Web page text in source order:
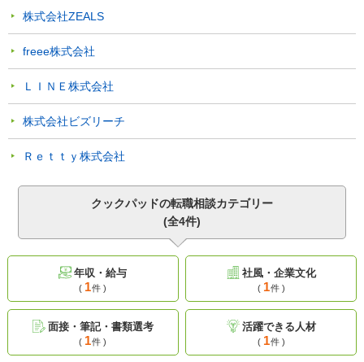
株式会社ZEALS
freee株式会社
ＬＩＮＥ株式会社
株式会社ビズリーチ
Ｒｅｔｔｙ株式会社
クックパッドの転職相談カテゴリー
(全4件)
年収・給与
( 1件 )
社風・企業文化
( 1件 )
面接・筆記・書類選考
( 1件 )
活躍できる人材
( 1件 )